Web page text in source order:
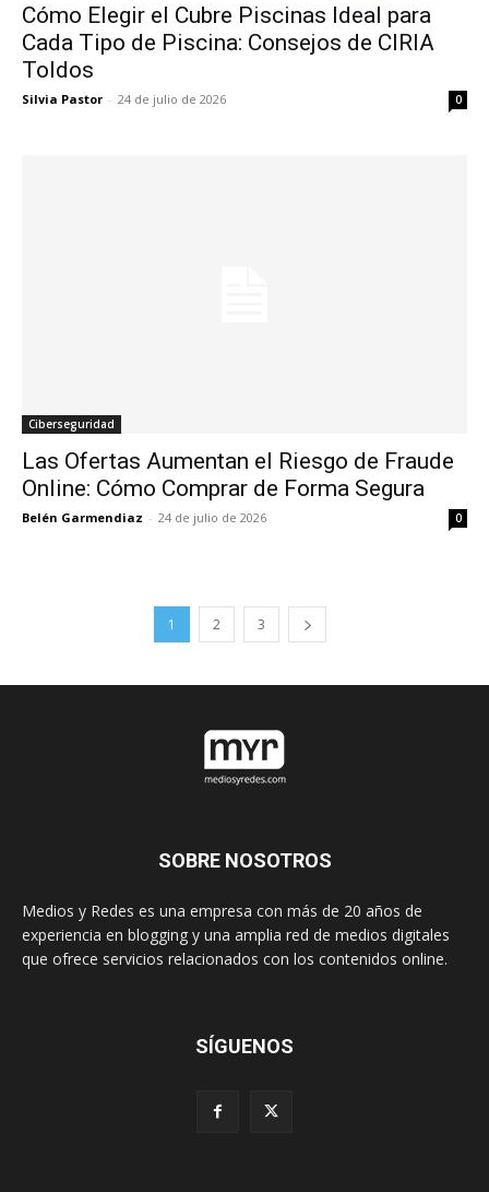
Cómo Elegir el Cubre Piscinas Ideal para
Cada Tipo de Piscina: Consejos de CIRIA
Toldos
Silvia Pastor - 24 de julio de 2026 0
Ciberseguridad
Las Ofertas Aumentan el Riesgo de Fraude
Online: Cómo Comprar de Forma Segura
Belén Garmendiaz - 24 de julio de 2026 0
1 2 3
SOBRE NOSOTROS
Medios y Redes es una empresa con más de 20 años de
experiencia en blogging y una amplia red de medios digitales
que ofrece servicios relacionados con los contenidos online.
SÍGUENOS